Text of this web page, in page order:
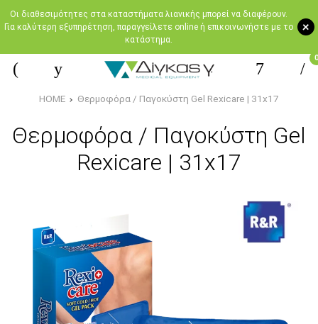
+
Oι διαθεσιμότητες στα καταστήματα λιανικής μπορεί να διαφέρουν.
Για καλύτερη εξυπηρέτηση, παραγγείλετε online ή επικοινωνήστε με το
κατάστημα.
0
HOME Θερμοφόρα / Παγοκύστη Gel Rexicare | 31x17
Θερμοφόρα / Παγοκύστη Gel
Rexicare | 31x17